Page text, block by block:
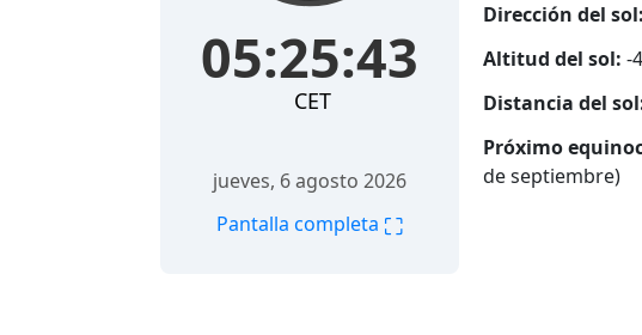
05:25:43
CET
jueves, 6 agosto 2026
Pantalla completa ⛶
Dirección del sol:
Altitud del sol: -
Distancia del
Próximo
de septiembre)